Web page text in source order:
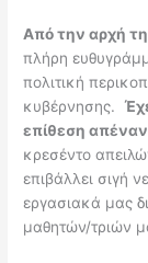
Από την αρχή
πλήρη
πολιτική
κυβέρνησης.
επίθεση
κρεσέντο
επιβάλλει σιγή
εργασιακά μας
μαθητών/τριών